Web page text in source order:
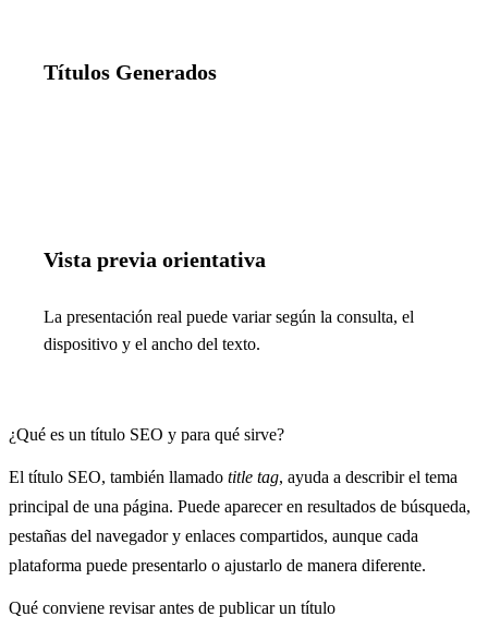
Títulos Generados
Vista previa orientativa
La presentación real puede variar según la consulta, el
dispositivo y el ancho del texto.
¿Qué es un título SEO y para qué sirve?
El título SEO, también llamado title tag, ayuda a describir el tema
principal de una página. Puede aparecer en resultados de búsqueda,
pestañas del navegador y enlaces compartidos, aunque cada
plataforma puede presentarlo o ajustarlo de manera diferente.
Qué conviene revisar antes de publicar un título